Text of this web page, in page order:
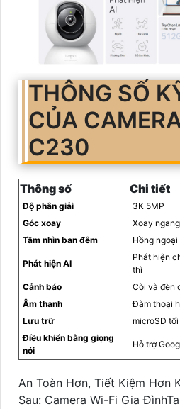
THÔNG SỐ
CỦA
C230
Thông số Chi tiết
Độ phân giải
3K 5MP
Góc xoay
Xoay
Tầm nhìn ban đêm
Hồng ngoại
Phát hiện AI
Phát hiện
thì
Cảnh báo
Còi và đèn
Âm thanh
Đàm thoại
Lưu trữ
microSD tối
Điều khiển bằng giọng
nói
Hỗ trợ
An Toàn Hơn, Tiết Kiệm Hơn
Sau: Camera Wi-Fi Gia